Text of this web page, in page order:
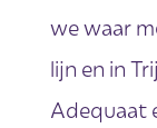
we waar
lijn en in
Adequaat